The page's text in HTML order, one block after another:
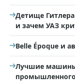
Детище
и зачем УАЗ
Belle Époque и
Лучшие
промышленного